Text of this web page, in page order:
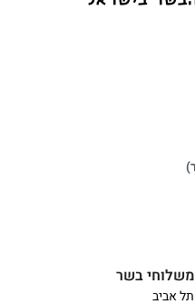
משלוחי בשר
תל אביב